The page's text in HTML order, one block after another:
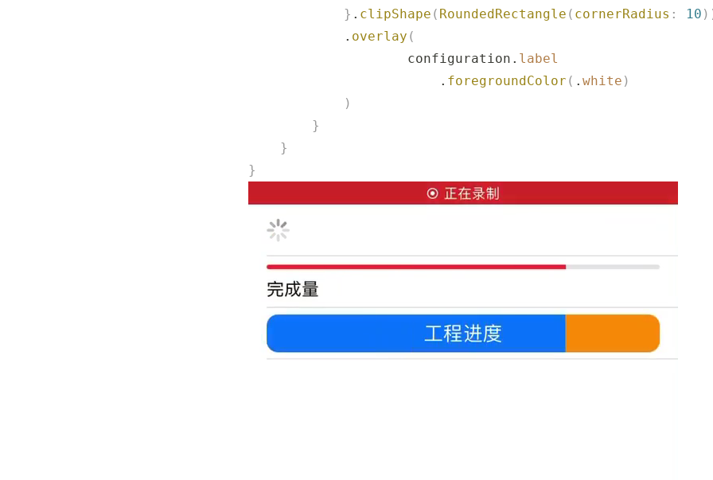
            }
. clipShape ( RoundedRectangle ( cornerRadius : 10
            .
overlay (
                    configuration.
label
                        .
foregroundColor ( . white )
            )
        }
    }
}